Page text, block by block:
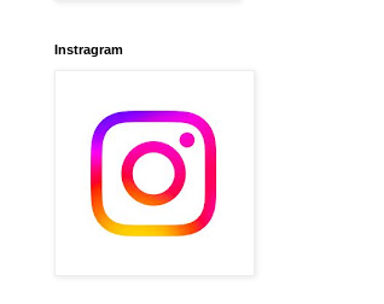
Instragram